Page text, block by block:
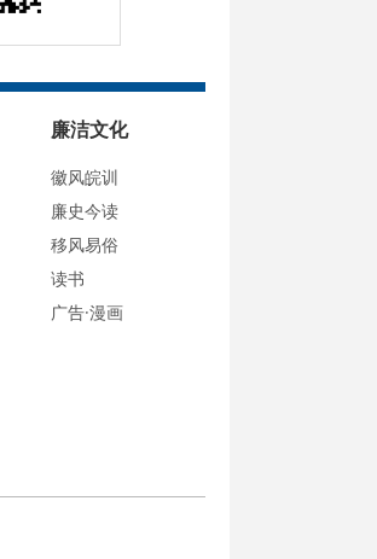
廉洁文化
徽风皖训
廉史今读
移风易俗
读书
广告·漫画